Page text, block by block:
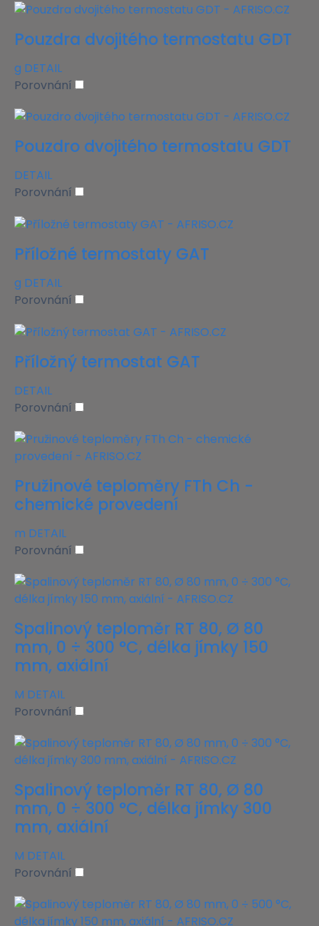
Pouzdra dvojitého termostatu GDT
g DETAIL
Porovnání
Pouzdro dvojitého termostatu GDT
DETAIL
Porovnání
Příložné termostaty GAT
g DETAIL
Porovnání
Příložný termostat GAT
DETAIL
Porovnání
Pružinové teploměry FTh Ch -
chemické provedení
m DETAIL
Porovnání
Spalinový teploměr RT 80, Ø 80
mm, 0 ÷ 300 °C, délka jímky 150
mm, axiální
M DETAIL
Porovnání
Spalinový teploměr RT 80, Ø 80
mm, 0 ÷ 300 °C, délka jímky 300
mm, axiální
M DETAIL
Porovnání